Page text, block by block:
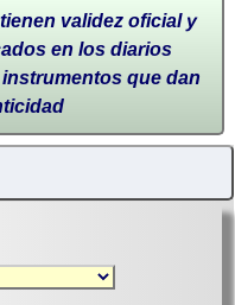
validez oficial y
en los diarios
que dan